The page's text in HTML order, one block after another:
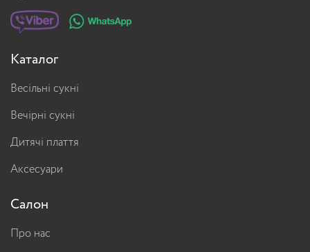
Каталог
Весільні сукні
Вечірні сукні
Дитячі плаття
Аксесуари
Салон
Про нас